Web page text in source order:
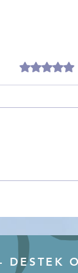
dürüstlük
5 üzerinden 0
DESTEK